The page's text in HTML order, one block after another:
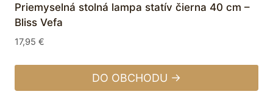
Priemyselná stolná lampa statív čierna 40 cm –
Bliss Vefa
17,95 €
DO OBCHODU →